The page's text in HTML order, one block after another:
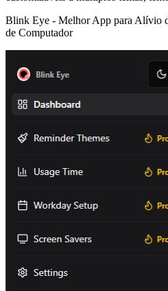
Blink Eye - Melhor App para Alívio
de Computador